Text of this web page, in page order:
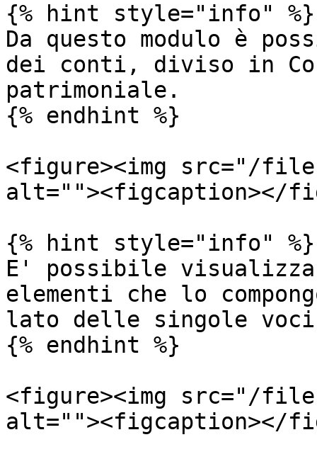
{% hint style="info" %}
Da questo modulo è
dei conti, diviso in
patrimoniale.
{% endhint %}
<figure><img src="/files/
alt=""><figcaption></
{% hint style="info" %}
E' possibile
elementi che lo
lato delle singole
{% endhint %}
<figure><img src="/files/
alt=""><figcaption></